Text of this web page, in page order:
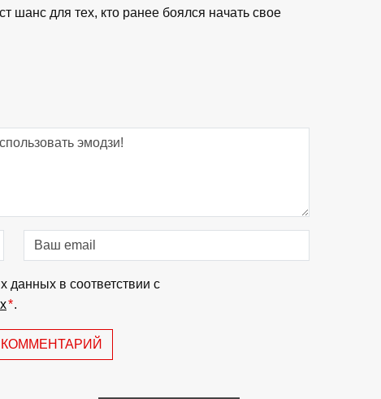
шанс для тех, кто ранее боялся начать свое
данных в соответствии с
*.